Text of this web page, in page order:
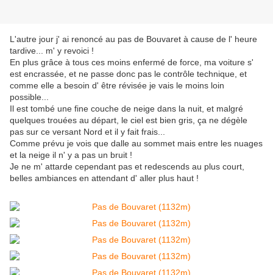
L'autre jour j' ai renoncé au pas de Bouvaret à cause de l' heure
tardive... m' y revoici !
En plus grâce à tous ces moins enfermé de force, ma voiture s'
est encrassée, et ne passe donc pas le contrôle technique, et
comme elle a besoin d' être révisée je vais le moins loin
possible...
Il est tombé une fine couche de neige dans la nuit, et malgré
quelques trouées au départ, le ciel est bien gris, ça ne dégèle
pas sur ce versant Nord et il y fait frais...
Comme prévu je vois que dalle au sommet mais entre les nuages
et la neige il n' y a pas un bruit !
Je ne m' attarde cependant pas et redescends au plus court,
belles ambiances en attendant d' aller plus haut !